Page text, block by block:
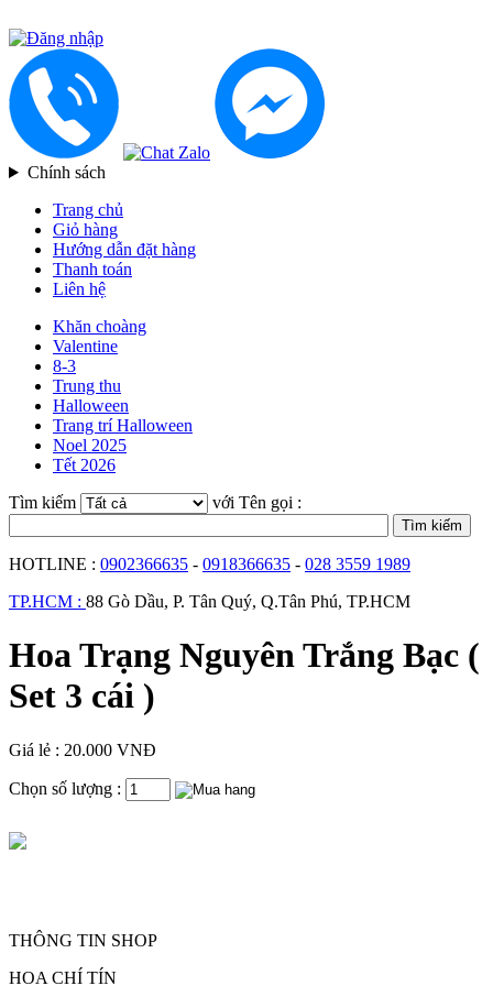
Chính sách
Trang chủ
Giỏ hàng
Hướng dẫn đặt hàng
Thanh toán
Liên hệ
Khăn choàng
Valentine
8-3
Trung thu
Halloween
Trang trí Halloween
Noel 2025
Tết 2026
Tìm kiếm
với Tên gọi :
HOTLINE : 0902366635 - 0918366635 - 028 3559 1989
TP.HCM : 88 Gò Dầu, P. Tân Quý, Q.Tân Phú, TP.HCM
Hoa Trạng Nguyên Trắng Bạc (
Set 3 cái )
Giá lẻ : 20.000 VNĐ
Chọn số lượng :
THÔNG TIN SHOP
HOA CHÍ TÍN